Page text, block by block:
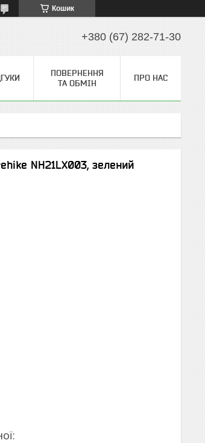
Кошик
+380 (67) 282-71-30
ПОВЕРНЕННЯ
ТА ОБМІН
ПРО НАС
NH21LX003, зелений